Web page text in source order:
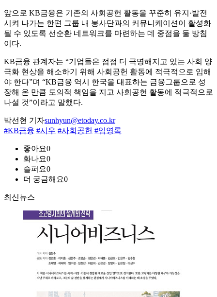
앞으로 KB금융은 기존의 사회공헌 활동을 꾸준히 유지·발전
시켜 나가는 한편 그룹 내 봉사단과의 커뮤니케이션이 활성화
될 수 있도록 선순환 네트워크를 마련하는 데 중점을 둘 방침
이다.
KB금융 관계자는 “기업들은 점점 더 극명해지고 있는 사회 양
극화 현상을 해소하기 위해 사회공헌 활동에 적극적으로 임해
야 한다”며 “KB금융 역시 한국을 대표하는 금융그룹으로 성
장해 온 만큼 도의적 책임을 지고 사회공헌 활동에 적극적으로
나설 것”이라고 말했다.
박선현 기자sunhyun@etoday.co.kr
#KB금융 #시우 #사회공헌 #임영록
좋아요0
화나요0
슬퍼요0
더 궁금해요0
최신뉴스